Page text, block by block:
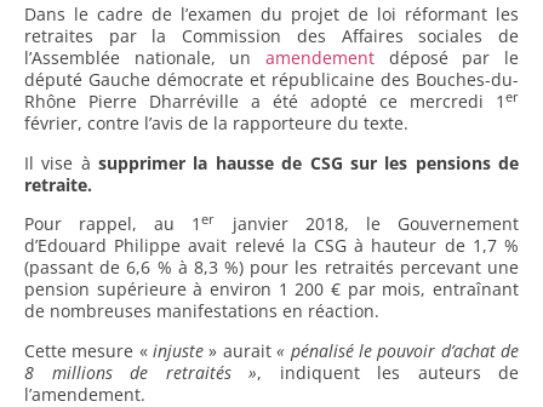
Dans le cadre de l’examen du projet de loi réformant les
retraites par la Commission des Affaires sociales de
l’Assemblée nationale, un amendement déposé par le
député Gauche démocrate et républicaine des Bouches-du-
Rhône Pierre Dharréville a été adopté ce mercredi 1 er
février, contre l’avis de la rapporteure du texte.
Il vise àsupprimer la hausse de CSG sur les pensions de
retraite.
Pour rappel, au 1er
janvier 2018, le Gouvernement
d’Edouard Philippe avait relevé la CSG à hauteur de 1,7 %
(passant de 6,6 % à 8,3 %) pour les retraités percevant une
pension supérieure à environ 1 200 € par mois, entraînant
de nombreuses manifestations en réaction.
Cette mesure «injuste» aurait« pénalisé le pouvoir d’achat de
8 millions de retraités », indiquent les auteurs de
l’amendement.